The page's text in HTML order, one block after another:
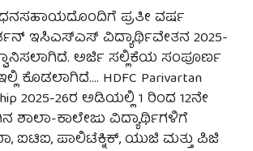
ಧನಸಹಾಯದೊಂದಿಗೆ ಪ್ರತೀ ವರ್ಷ
ಇಸಿಎಸ್‌ಎಸ್ ವಿದ್ಯಾರ್ಥಿವೇತನ 2025-
ಅರ್ಜಿ ಸಲ್ಲಿಕೆಯ ಸಂಪೂರ್ಣ
ಕೊಡಲಾಗಿದೆ…. HDFC Parivartan
2025-26ರ ಅಡಿಯಲ್ಲಿ 1 ರಿಂದ 12ನೇ
ಕಾಲೇಜು ವಿದ್ಯಾರ್ಥಿಗಳಿಗೆ
ಐಟಿಐ, ಪಾಲಿಟೆಕ್ನಿಕ್, ಯುಜಿ ಮತ್ತು ಪಿಜಿ